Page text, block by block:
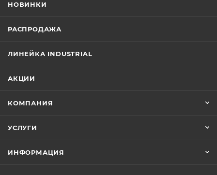
НОВИНКИ
РАСПРОДАЖА
ЛИНЕЙКА INDUSTRIAL
АКЦИИ
КОМПАНИЯ
УСЛУГИ
ИНФОРМАЦИЯ